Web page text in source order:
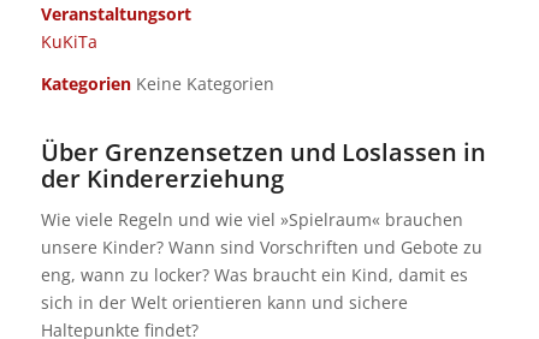
Veranstaltungsort
KuKiTa
KategorienKeine Kategorien
Über Grenzensetzen und Loslassen in
der Kindererziehung
Wie viele Regeln und wie viel »Spielraum« brauchen
unsere Kinder? Wann sind Vorschriften und Gebote zu
eng, wann zu locker? Was braucht ein Kind, damit es
sich in der Welt orientieren kann und sichere
Haltepunkte findet?